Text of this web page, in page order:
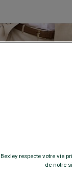
Bexley respecte votre vie
de notre